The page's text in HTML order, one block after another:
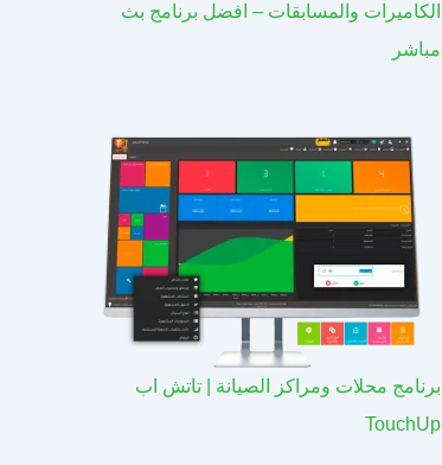
الكاميرات والمسابقات – افضل برنامج بث
مباشر
برنامج محلات ومراكز الصيانة | تاتش اب
TouchUp